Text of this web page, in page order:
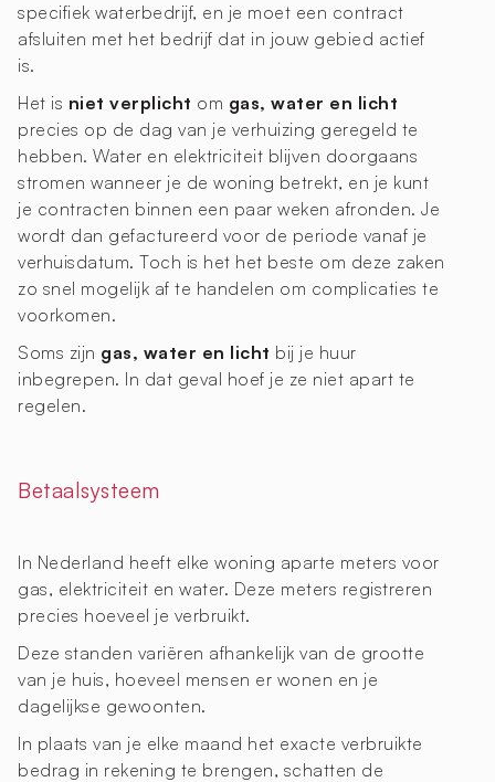
specifiek waterbedrijf, en je moet een contract
afsluiten met het bedrijf dat in jouw gebied actief
is.
Het is niet verplicht om gas, water en licht
precies op de dag van je verhuizing geregeld te
hebben. Water en elektriciteit blijven doorgaans
stromen wanneer je de woning betrekt, en je kunt
je contracten binnen een paar weken afronden. Je
wordt dan gefactureerd voor de periode vanaf je
verhuisdatum. Toch is het het beste om deze zaken
zo snel mogelijk af te handelen om complicaties te
voorkomen.
Soms zijn gas, water en licht bij je huur
inbegrepen. In dat geval hoef je ze niet apart te
regelen.
Betaalsysteem
In Nederland heeft elke woning aparte meters voor
gas, elektriciteit en water. Deze meters registreren
precies hoeveel je verbruikt.
Deze standen variëren afhankelijk van de grootte
van je huis, hoeveel mensen er wonen en je
dagelijkse gewoonten.
In plaats van je elke maand het exacte verbruikte
bedrag in rekening te brengen, schatten de